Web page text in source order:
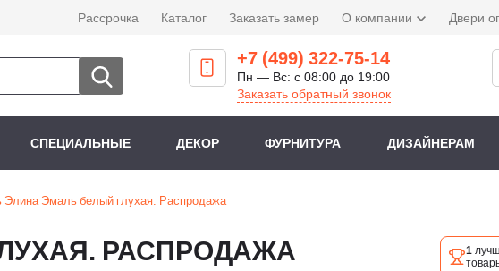
Рассрочка Каталог Заказать замер О компании Двери
+7 (499) 322-75-14
Пн — Вс: с 08:00 до 19:00
Заказать обратный звонок
СПЕЦИАЛЬНЫЕ ДЕКОР ФУРНИТУРА ДИЗАЙНЕРАМ
Элина Эмаль белый глухая. Распродажа
РАСПРОДАЖА 1